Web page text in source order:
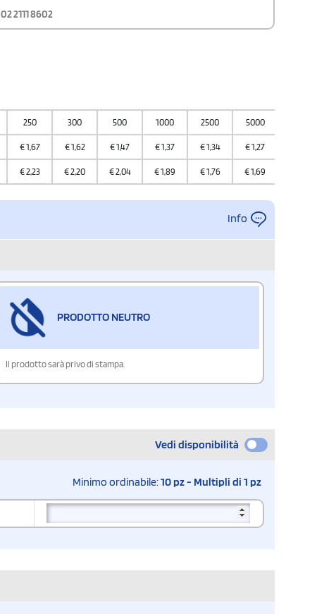
02 2111 8602
250 300 500 1000 2500 5000
€1,67 €1,62 €1,47 €1,37 €1,34 €1,27
€2,23 €2,20 €2,04 €1,89 €1,76 €1,69
Info
PRODOTTO NEUTRO
Il prodotto sarà privo di stampa.
Vedi disponibilità
Minimo ordinabile:10 pz - Multipli di 1 pz